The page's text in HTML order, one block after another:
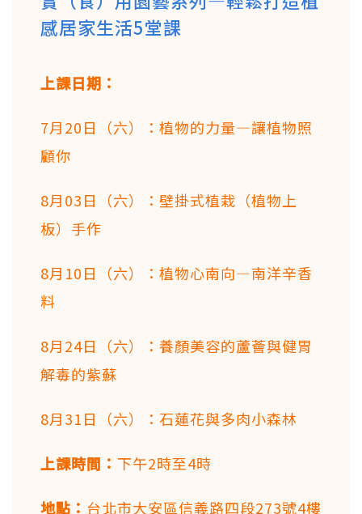
感居家生活5堂課
上課日期：
7月20日（六）：植物的力量—讓植物照
顧你
8月03日（六）：壁掛式植栽（植物上
板）手作
8月10日（六）：植物心南向—南洋辛香
料
8月24日（六）：養顏美容的蘆薈與健胃
解毒的紫蘇
8月31日（六）：石蓮花與多肉小森林
上課時間： 下午2時至4時
地點： 台北市大安區信義路四段273號4樓